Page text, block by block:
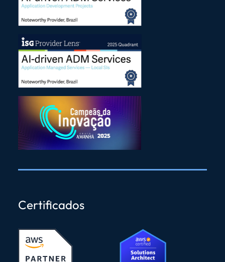
Certificados